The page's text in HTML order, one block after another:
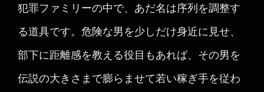
犯罪ファミリーの中で、あだ名は序列を調整す
る道具です。危険な男を少しだけ身近に見せ、
部下に距離感を教える役目もあれば、その男を
伝説の大きさまで膨らませて若い稼ぎ手を従わ